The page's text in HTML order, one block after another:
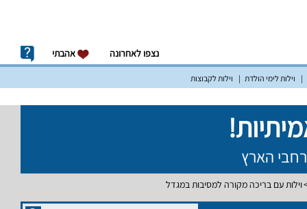
נצפו לאחרונה אהבתי
וילות לימי הולדת וילות לקבוצות
וילות עם בריכה מקורה למסיבות במגדל